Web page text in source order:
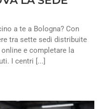
a te a Bologna? Con
tra sette sedi distribuite
e completare la
I centri [...]